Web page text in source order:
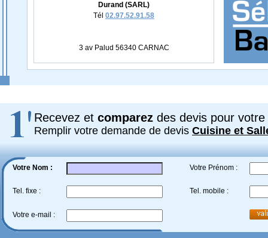
Durand (SARL)
Tél 02.97.52.91.58
3 av Palud 56340 CARNAC
Recevez et comparez des devis pour votre
Remplir votre demande de devis Cuisine et
Votre Nom : Votre Prénom :
Tel. fixe : Tel. mobile :
Votre e-mail :